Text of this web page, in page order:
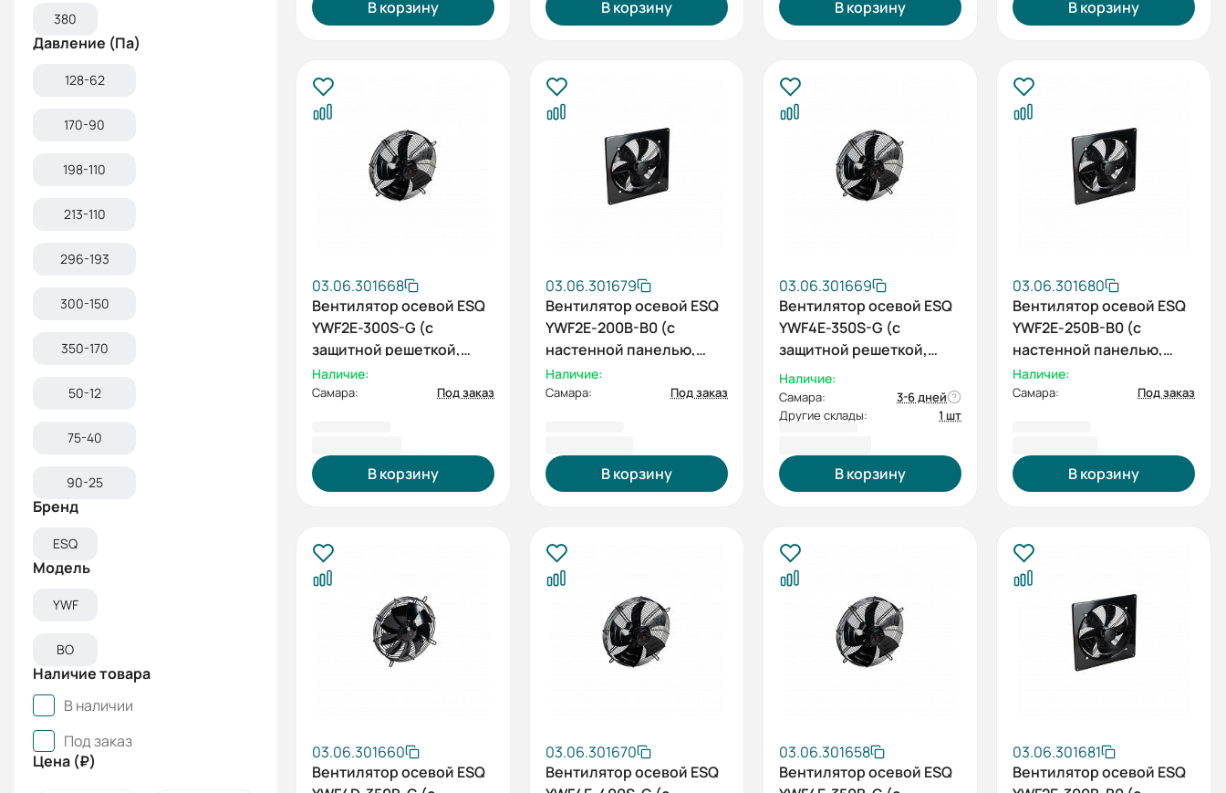
380
Давление (Па)
128-62
170-90
198-110
213-110
296-193
300-150
350-170
50-12
75-40
90-25
Бренд
ESQ
Модель
YWF
ВО
Наличие товара
В наличии
Под заказ
Цена (₽)
В корзину В корзину В корзину В корзину
03.06.301668
Вентилятор осевой ESQ
YWF2E-300S-G (с
защитной решеткой,
всасывание, 220В)
Наличие:
Самара: Под заказ
В корзину
03.06.301679
Вентилятор осевой ESQ
YWF2E-200B-B0 (с
настенной панелью,
нагнетание, 220В)
Наличие:
Самара: Под заказ
В корзину
03.06.301669
Вентилятор осевой ESQ
YWF4E-350S-G (с
защитной решеткой,
всасывание, 220В)
Наличие:
Самара:
3-6 дней
Другие склады:
1 шт
В корзину
03.06.301680
Вентилятор осевой ESQ
YWF2E-250B-B0 (с
настенной панелью,
нагнетание, 220В)
Наличие:
Самара: Под заказ
В корзину
03.06.301660
Вентилятор осевой ESQ
03.06.301670
Вентилятор осевой ESQ
03.06.301658
Вентилятор осевой ESQ
03.06.301681
Вентилятор осевой ESQ